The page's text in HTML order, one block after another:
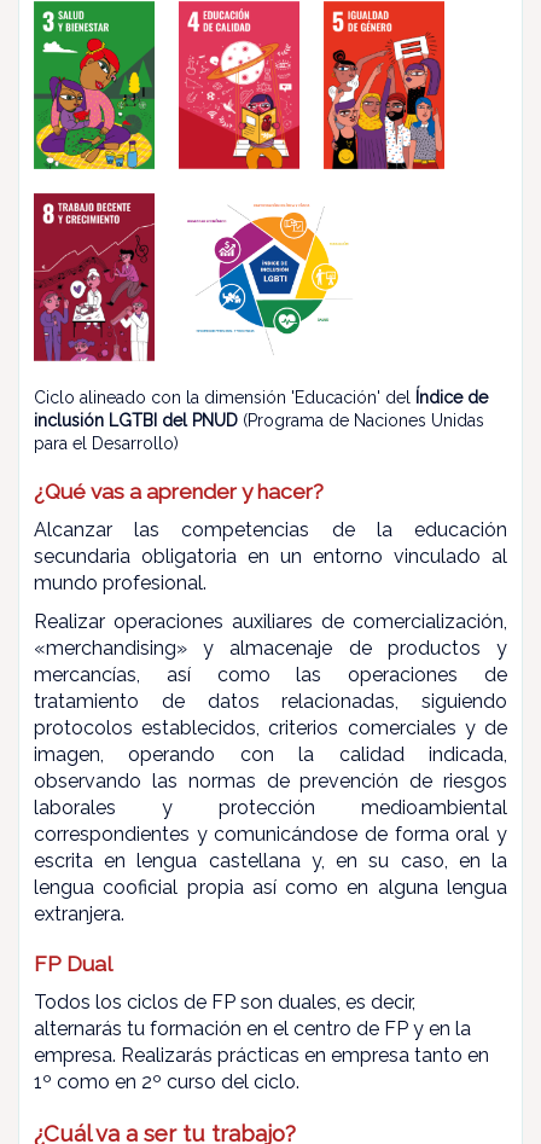
Ciclo alineado con la dimensión 'Educación' del
Índice de
inclusión LGTBI del PNUD (Programa de Naciones Unidas
para el Desarrollo)
¿Qué vas a aprender y hacer?
Alcanzar las competencias de la educación
secundaria obligatoria en un entorno vinculado al
mundo profesional.
Realizar operaciones auxiliares de comercialización,
«merchandising» y almacenaje de productos y
mercancías, así como las operaciones de
tratamiento de datos relacionadas, siguiendo
protocolos establecidos, criterios comerciales y de
imagen, operando con la calidad indicada,
observando las normas de prevención de riesgos
laborales y protección medioambiental
correspondientes y comunicándose de forma oral y
escrita en lengua castellana y, en su caso, en la
lengua cooficial propia así como en alguna lengua
extranjera.
FP Dual
Todos los ciclos de FP son duales, es decir,
alternarás tu formación en el centro de FP y en la
empresa. Realizarás prácticas en empresa tanto en
1º como en 2º curso del ciclo.
¿Cuál va a ser tu trabajo?